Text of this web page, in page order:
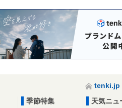
tenki.jp
季節特集
天気ニュ